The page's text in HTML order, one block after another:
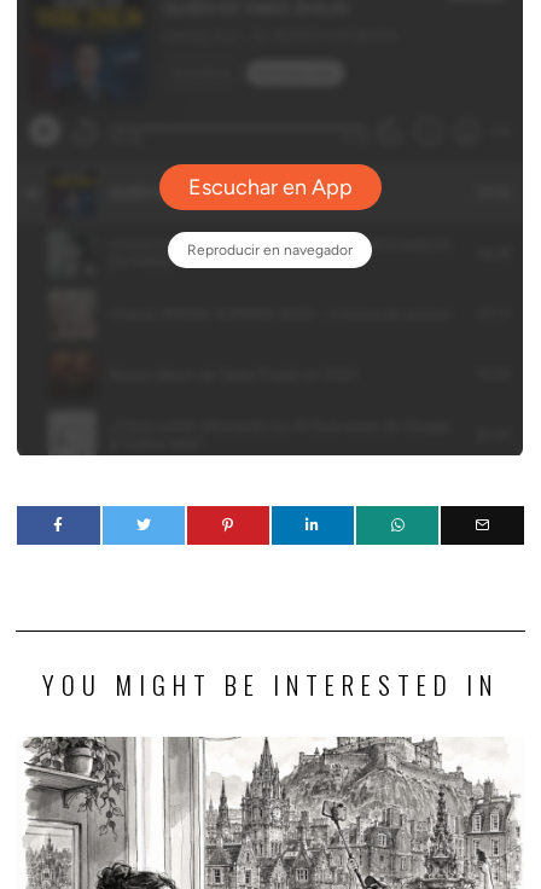
YOU MIGHT BE INTERESTED IN